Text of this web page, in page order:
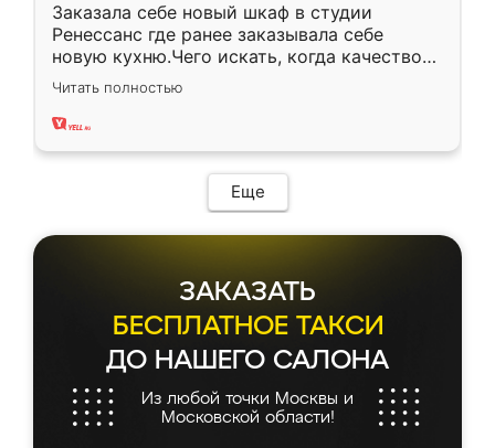
Заказала себе новый шкаф в студии
Ренессанс где ранее заказывала себе
новую кухню.Чего искать, когда качеством
вполне довольна. Служит кухня уже почти
два года, нареканий нет.
Читать полностью
Еще
ЗАКАЗАТЬ
БЕСПЛАТНОЕ ТАКСИ
ДО НАШЕГО САЛОНА
Из любой точки Москвы и
Московской области!